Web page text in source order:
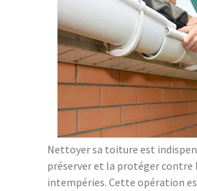
Nettoyer sa toiture est
préserver et la protéger contre
intempéries. Cette opération